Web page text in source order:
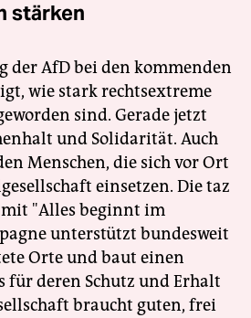
stärken
der AfD bei den kommenden
wie stark rechtsextreme
sind. Gerade jetzt
und Solidarität. Auch
Menschen, die sich vor Ort
einsetzen. Die taz
"Alles beginnt im
unterstützt bundesweit
Orte und baut einen
für deren Schutz und Erhalt
braucht guten, frei